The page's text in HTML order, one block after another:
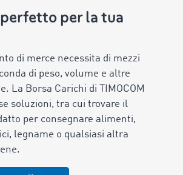
per la tua
di merce necessita di mezzi
di peso, volume e altre
La Borsa Carichi di TIMOCOM
soluzioni, tra cui trovare il
per consegnare alimenti,
legname o qualsiasi altra